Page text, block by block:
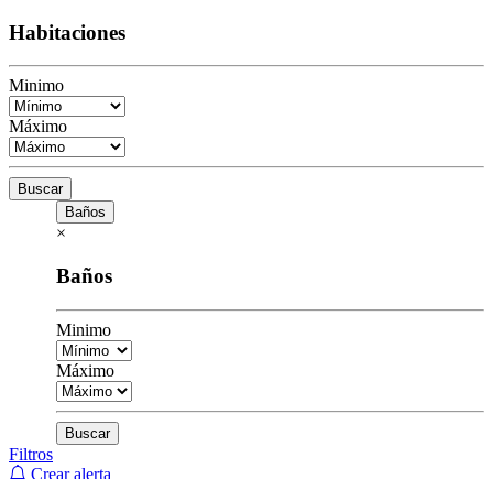
Habitaciones
Minimo
Máximo
Buscar
Baños
×
Baños
Minimo
Máximo
Buscar
Filtros
Crear alerta